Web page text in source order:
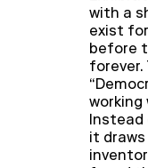
with a
exist
before
forever.
working
Instead
it draws